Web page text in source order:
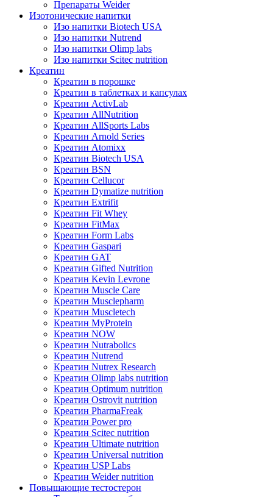
Препараты Weider
Изотонические напитки
Изо напитки Biotech USA
Изо напитки Nutrend
Изо напитки Olimp labs
Изо напитки Scitec nutrition
Креатин
Креатин в порошке
Креатин в таблетках и капсулах
Креатин ActivLab
Креатин AllNutrition
Креатин AllSports Labs
Креатин Arnold Series
Креатин Atomixx
Креатин Biotech USA
Креатин BSN
Креатин Cellucor
Креатин Dymatize nutrition
Креатин Extrifit
Креатин Fit Whey
Креатин FitMax
Креатин Form Labs
Креатин Gaspari
Креатин GAT
Креатин Gifted Nutrition
Креатин Kevin Levrone
Креатин Muscle Care
Креатин Musclepharm
Креатин Muscletech
Креатин MyProtein
Креатин NOW
Креатин Nutrabolics
Креатин Nutrend
Креатин Nutrex Research
Креатин Olimp labs nutrition
Креатин Optimum nutrition
Креатин Ostrovit nutrition
Креатин PharmaFreak
Креатин Power pro
Креатин Scitec nutrition
Креатин Ultimate nutrition
Креатин Universal nutrition
Креатин USP Labs
Креатин Weider nutrition
Повышающие тестостерон